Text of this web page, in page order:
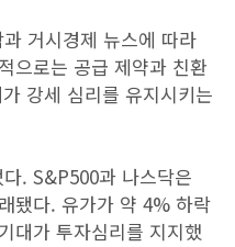
거시경제 뉴스에 따라
으로는 공급 제약과 친환
강세 심리를 유지시키는
. S&P500과 나스닥은
됐다. 유가가 약 4% 하락
대가 투자심리를 지지했